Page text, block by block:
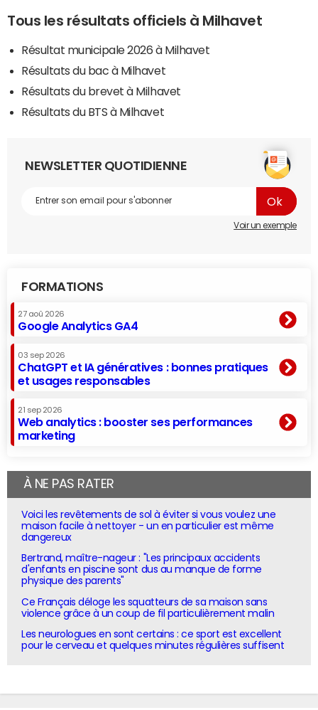
Tous les résultats officiels à Milhavet
Résultat municipale 2026 à Milhavet
Résultats du bac à Milhavet
Résultats du brevet à Milhavet
Résultats du BTS à Milhavet
NEWSLETTER QUOTIDIENNE
Voir un exemple
FORMATIONS
27 aoû 2026
Google Analytics GA4
03 sep 2026
ChatGPT et IA génératives : bonnes pratiques
et usages responsables
21 sep 2026
Web analytics : booster ses performances
marketing
À NE PAS RATER
Voici les revêtements de sol à éviter si vous voulez une
maison facile à nettoyer - un en particulier est même
dangereux
Bertrand, maître-nageur : "Les principaux accidents
d'enfants en piscine sont dus au manque de forme
physique des parents"
Ce Français déloge les squatteurs de sa maison sans
violence grâce à un coup de fil particulièrement malin
Les neurologues en sont certains : ce sport est excellent
pour le cerveau et quelques minutes régulières suffisent